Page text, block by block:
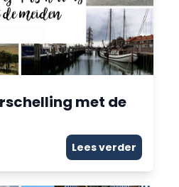
met de
Lees verder